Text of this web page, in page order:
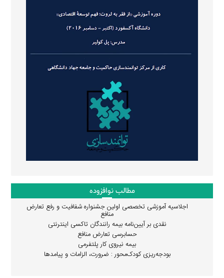
مطالب نوافزوده
اجلاسیه آموزشی تخصصی اولین جشنواره شفافیت و رفع تعارض
منافع
نقدی بر آیین‌نامه بیمه رانندگان تاکسی اینترنتی
حسابرسی تعارض منافع
بیمه نیروی کار پلتفرمی
بودجه‌ریزی کودک‌محور : ضرورت، الزامات و پیامدها